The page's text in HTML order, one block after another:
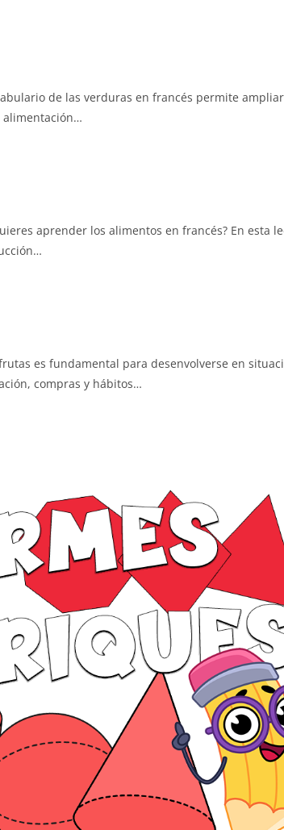
de las verduras en francés permite
alimentación…
aprender los alimentos en francés? En esta
es fundamental para desenvolverse en
compras y hábitos…